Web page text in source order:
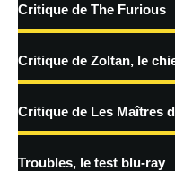
traitées
Critique de The Furious
Critique de Zoltan, le
Critique de Les Maîtres
Troubles, le test blu-ray